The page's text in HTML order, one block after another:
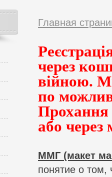
Главная
через
війною.
по
Прохання
або
ММГ (макет
понятие о том,